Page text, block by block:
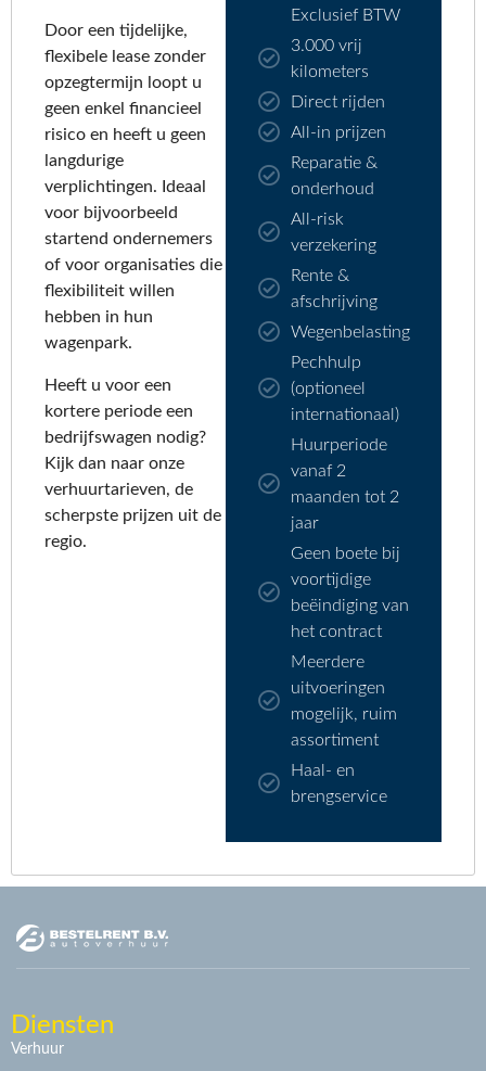
Door een tijdelijke,
flexibele lease zonder
opzegtermijn loopt u
geen enkel financieel
risico en heeft u geen
langdurige
verplichtingen. Ideaal
voor bijvoorbeeld
startend ondernemers
of voor organisaties die
flexibiliteit willen
hebben in hun
wagenpark.
Heeft u voor een
kortere periode een
bedrijfswagen nodig?
Kijk dan naar onze
verhuurtarieven, de
scherpste prijzen uit de
regio.
Exclusief BTW
3.000 vrij
kilometers
Direct rijden
All-in prijzen
Reparatie &
onderhoud
All-risk
verzekering
Rente &
afschrijving
Wegenbelasting
Pechhulp
(optioneel
internationaal)
Huurperiode
vanaf 2
maanden tot 2
jaar
Geen boete bij
voortijdige
beëindiging van
het contract
Meerdere
uitvoeringen
mogelijk, ruim
assortiment
Haal- en
brengservice
Diensten
Verhuur